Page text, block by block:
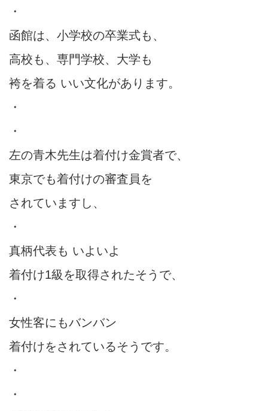
・
函館は、小学校の卒業式も、
高校も、専門学校、大学も
袴を着る いい文化があります。
・
・
左の青木先生は着付け金賞者で、
東京でも着付けの審査員を
されていますし、
・
真柄代表も いよいよ
着付け1級を取得されたそうで、
・
女性客にもバンバン
着付けをされているそうです。
・
・